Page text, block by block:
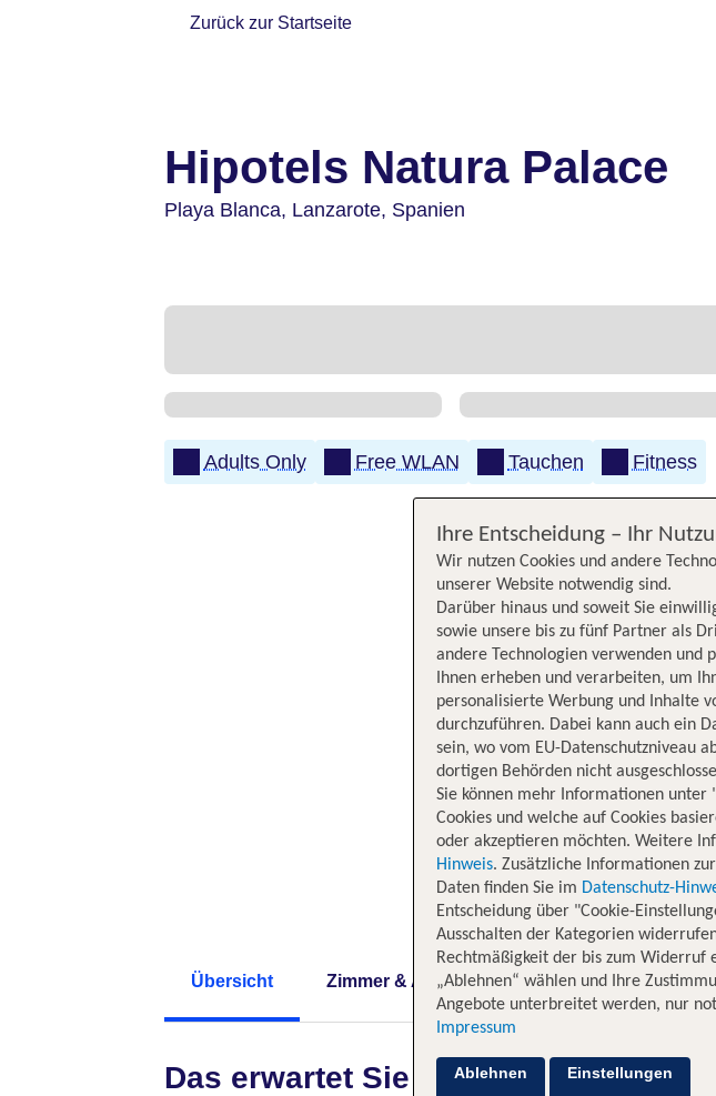
Zurück zur Startseite
Hipotels Natura Palace
Playa Blanca, Lanzarote, Spanien
Adults Only Free WLAN Tauchen Fitness
Übersicht Zimmer & Angebote Hotelinformationen
Das erwartet Sie
Ihre Entscheidung – Ihr
Wir nutzen Cookies und andere
unserer Website notwendig sind.
Darüber hinaus und soweit Sie
sowie unsere bis zu fünf Partner als
andere Technologien verwenden und
Ihnen erheben und verarbeiten, um
personalisierte Werbung und Inhalte
durchzuführen. Dabei kann auch ein
sein, wo vom EU-Datenschutzniveau
dortigen Behörden nicht
Sie können mehr Informationen unter
Cookies und welche auf Cookies
oder akzeptieren möchten. Weitere
Hinweis. Zusätzliche Informationen
Daten finden Sie im Datenschutz-
Entscheidung über "Cookie-
Ausschalten der Kategorien
Rechtmäßigkeit der bis zum Widerruf
„Ablehnen“ wählen und Ihre
Angebote unterbreitet werden, nur
Impressum
Ablehnen Einstellungen